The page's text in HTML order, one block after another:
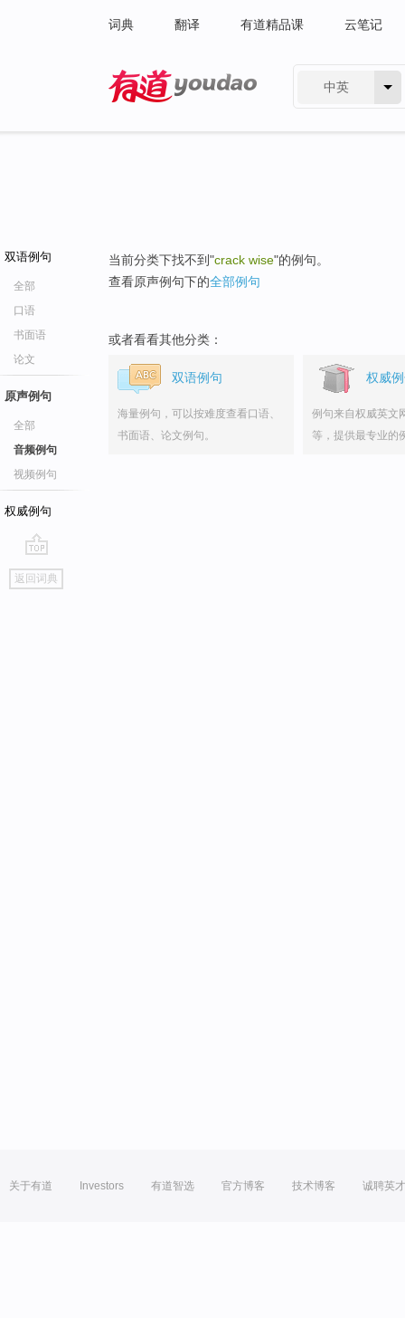
词典 翻译 有道精品课 云笔记
中英
双语例句
全部
口语
书面语
论文
原声例句
全部
音频例句
视频例句
权威例句
go
top
返回词典
当前分类下找不到"crack wise"的例句。
查看原声例句下的全部例句
或者看看其他分类：
双语例句
海量例句，可以按难度查看口语、
书面语、论文例句。
权威
例句来自权威英文
等，提供最专业的
关于有道 Investors 有道智选 官方博客 技术博客 诚聘英才